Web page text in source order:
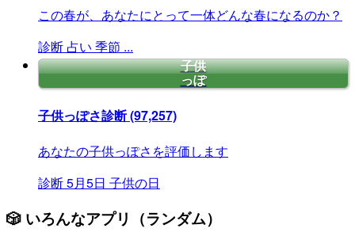
この春が、あなたにとって一体どんな春になるのか？
診断 占い 季節 ...
子供
っぽ
子供っぽさ診断(97,257)
あなたの子供っぽさを評価します
診断5月5日 子供の日
🎲 いろんなアプリ（ランダム）